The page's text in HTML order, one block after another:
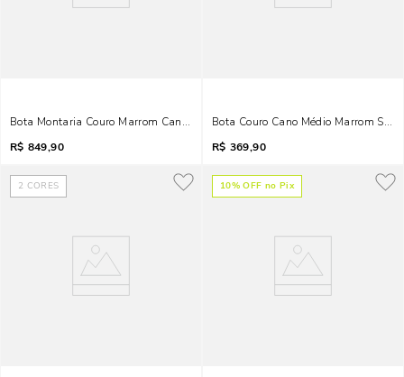
Bota Montaria Couro Marrom Cano Alto
R$ 849,90
Bota Couro Cano Médio Marrom
R$ 369,90
2 CORES 10% OFF no Pix